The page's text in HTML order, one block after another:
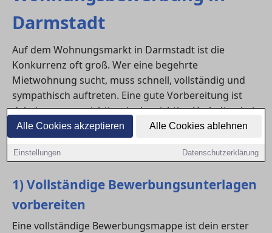
Alle Cookies akzeptieren Alle Cookies ablehnen
Einstellungen Datenschutzerklärung
Darmstadt
Auf dem Wohnungsmarkt in Darmstadt ist die
Konkurrenz oft groß. Wer eine begehrte
Mietwohnung sucht, muss schnell, vollständig und
sympathisch auftreten. Eine gute Vorbereitung ist
dabei genauso wichtig wie das richtige Verhalten bei
der Besichtigung. Hier erfährst du, wie du deine
Chancen auf deine Wunschwohnung deutlich
erhöhst.
1) Vollständige Bewerbungsunterlagen
vorbereiten
Eine vollständige Bewerbungsmappe ist dein erster